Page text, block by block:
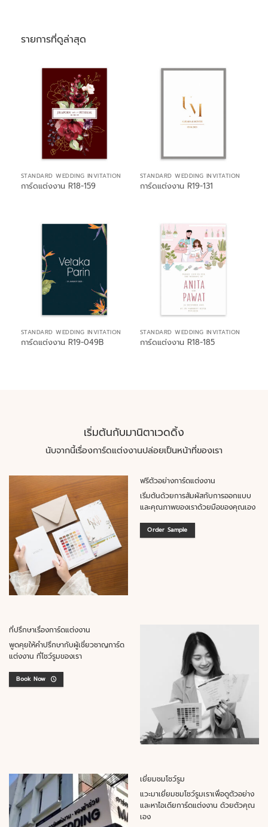
รายการที่ดูล่าสุด
STANDARD WEDDING INVITATION
การ์ดแต่งงาน R18-159
STANDARD WEDDING INVITATION
การ์ดแต่งงาน R19-131
STANDARD WEDDING INVITATION
การ์ดแต่งงาน R19-049B
STANDARD WEDDING INVITATION
การ์ดแต่งงาน R18-185
เริ่มต้นกับมานิตาเวดดิ้ง
นับจากนี้เรื่องการ์ดแต่งงานปล่อยเป็นหน้าที่ของเรา
ฟรีตัวอย่างการ์ดแต่งงาน
เริ่มต้นด้วยการสัมผัสกับการออกแบบ
และคุณภาพของเราด้วยมือของคุณเอง
Order Sample
ที่ปรึกษาเรื่องการ์ดแต่งงาน
พูดคุยให้คำปรึกษากับผู้เชี่ยวชาญการ์ด
แต่งงาน ที่โชว์รูมของเรา
Book Now
เยี่ยมชมโชว์รูม
แวะมาเยี่ยมชมโชว์รูมเราเพื่อดูตัวอย่าง
และหาไอเดียการ์ดแต่งงาน ด้วยตัวคุณ
เอง